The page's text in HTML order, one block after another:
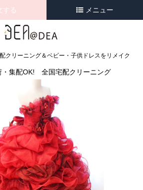
クリーニング＆ベビー・子供ドレスをリメイク
する メニュー
・集配OK! 全国宅配クリーニング